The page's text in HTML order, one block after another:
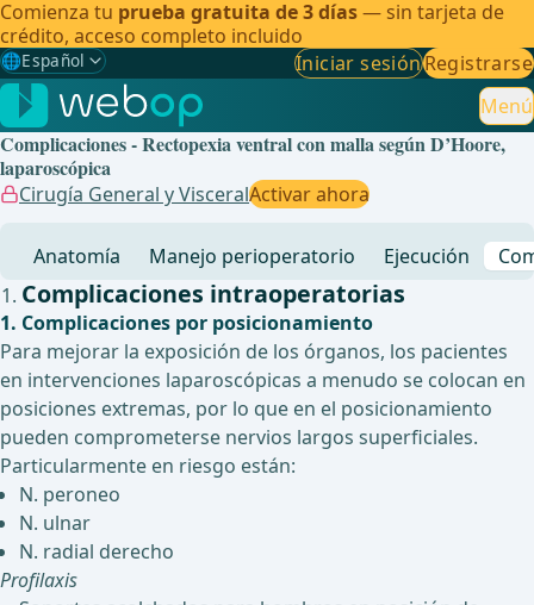
Comienza tu prueba gratuita de 3 días— sin tarjeta de
crédito, acceso completo incluido
🌐Español
Gewählte Sprache: Español
🇩🇪 Alemán
🇬🇧Inglés
🇪🇸Español ✓
🇧🇷Brasileño
Iniciar sesiónRegistrarse
Menú
Complicaciones - Rectopexia ventral con malla según D’Hoore,
laparoscópica
Cirugía General y VisceralActivar ahora
Anatomía Manejo perioperatorio Ejecución
Complicaciones intraoperatorias
1. Complicaciones por posicionamiento
Para mejorar la exposición de los órganos, los pacientes
en intervenciones laparoscópicas a menudo se colocan en
posiciones extremas, por lo que en el posicionamiento
pueden comprometerse nervios largos superficiales.
Particularmente en riesgo están:
N. peroneo
N. ulnar
N. radial derecho
Profilaxis